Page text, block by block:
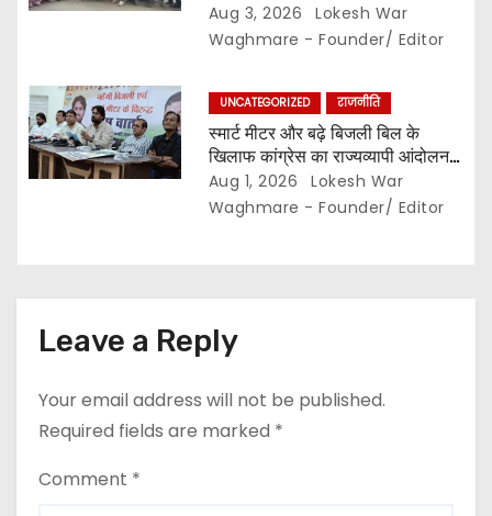
संघ ने कलेक्टर से की तत्काल कार्रवाई की
मांग…
Aug 3, 2026
Lokesh War
Waghmare - Founder/ Editor
UNCATEGORIZED राजनीति
स्मार्ट मीटर और बढ़े बिजली बिल के
खिलाफ कांग्रेस का राज्यव्यापी आंदोलन,,
2 अगस्त से घर-घर अभियान,, दाम घटाने
और 400 यूनिट हाफ योजना बहाल करने
Aug 1, 2026
Lokesh War
Waghmare - Founder/ Editor
Leave a Reply
Your email address will not be published.
Required fields are marked *
Comment *